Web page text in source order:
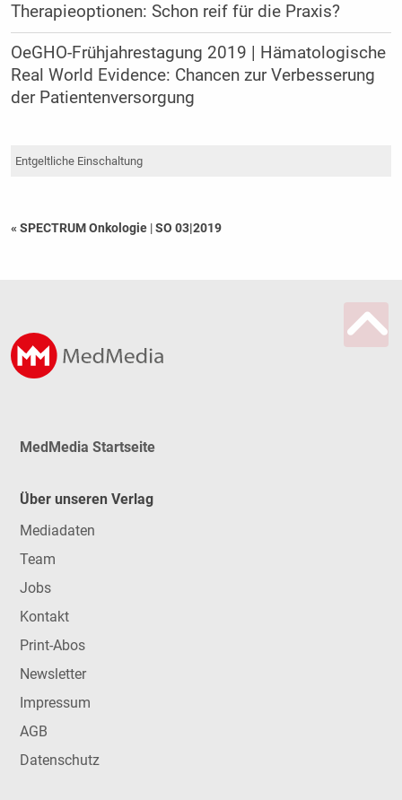
Therapieoptionen: Schon reif für die Praxis?
OeGHO-Frühjahrestagung 2019 | Hämatologische
Real World Evidence: Chancen zur Verbesserung
der Patientenversorgung
Entgeltliche Einschaltung
« SPECTRUM Onkologie |SO 03|2019
MedMedia Startseite
Über unseren Verlag
Mediadaten
Team
Jobs
Kontakt
Print-Abos
Newsletter
Impressum
AGB
Datenschutz